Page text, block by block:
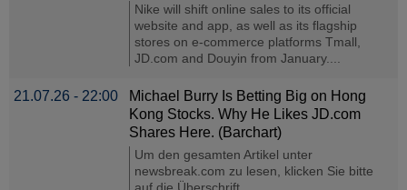
Nike will shift online sales to its official
website and app, as well as its flagship
stores on e-commerce platforms Tmall,
JD.com and Douyin from January....
21.07.26 - 22:00
Michael Burry Is Betting Big on Hong
Kong Stocks. Why He Likes JD.com
Shares Here. (Barchart)
Um den gesamten Artikel unter
newsbreak.com zu lesen, klicken Sie bitte
auf die Überschrift...